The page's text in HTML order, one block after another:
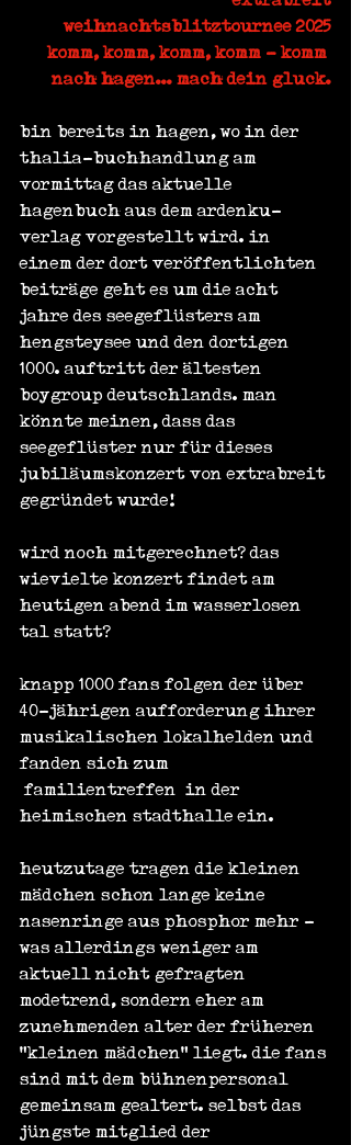
weihnachtsblitztournee 2025
komm, komm, komm, komm - komm
nach hagen... mach dein gluck.
bin bereits in hagen, wo in der
thalia-buchhandlung am
vormittag das aktuelle
hagenbuch aus dem ardenku-
verlag vorgestellt wird. in
einem der dort veröffentlichten
beiträge geht es um die acht
jahre des seegeflüsters am
hengsteysee und den dortigen
1000. auftritt der ältesten
boygroup deutschlands. man
könnte meinen, dass das
seegeflüster nur für dieses
jubiläumskonzert von extrabreit
gegründet wurde!
wird noch mitgerechnet? das
wievielte konzert findet am
heutigen abend im wasserlosen
tal statt?
knapp 1000 fans folgen der über
40-jährigen aufforderung ihrer
musikalischen lokalhelden und
fanden sich zum
‚familientreffen‘ in der
heimischen stadthalle ein.
heutzutage tragen die kleinen
mädchen schon lange keine
nasenringe aus phosphor mehr -
was allerdings weniger am
aktuell nicht gefragten
modetrend, sondern eher am
zunehmenden alter der früheren
"kleinen mädchen" liegt. die fans
sind mit dem bühnenpersonal
gemeinsam gealtert. selbst das
jüngste mitglied der